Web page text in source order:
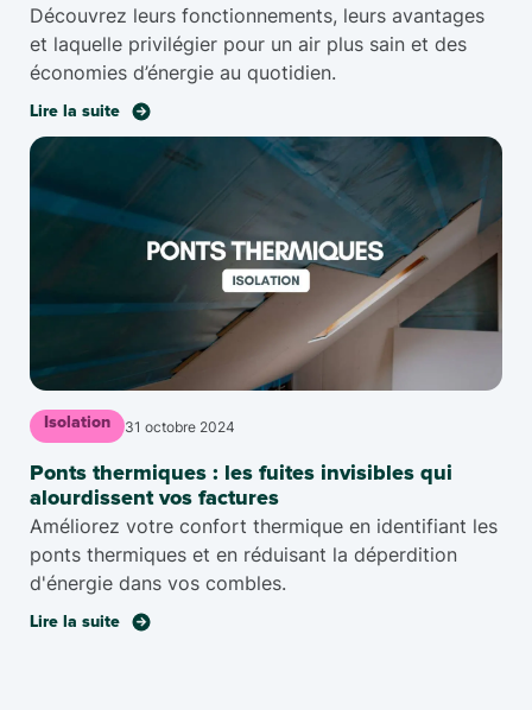
Découvrez leurs fonctionnements, leurs avantages
et laquelle privilégier pour un air plus sain et des
économies d’énergie au quotidien.
Lire la suite
Isolation 31 octobre 2024
Ponts thermiques : les fuites invisibles qui
alourdissent vos factures
Améliorez votre confort thermique en identifiant les
ponts thermiques et en réduisant la déperdition
d'énergie dans vos combles.
Lire la suite